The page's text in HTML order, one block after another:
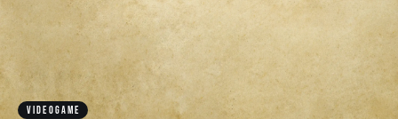
Cercatori
Download
VIDEOGAME